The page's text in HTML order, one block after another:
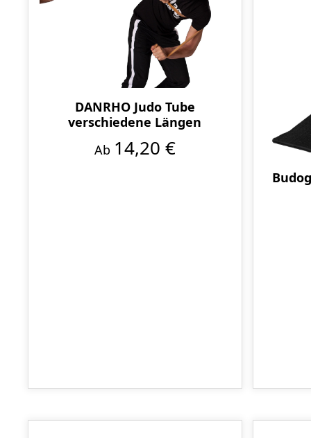
DANRHO Judo Tube
verschiedene Längen
Ab 14,20 €